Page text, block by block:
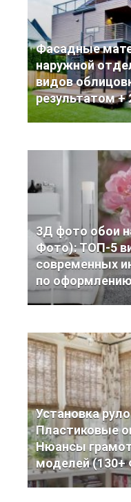
Фасадные
наружной
видов
результатом
3Д фото обои
Фото): ТОП-5
современных
по
Установка
Пластиковые
Нюансы
моделей (130+